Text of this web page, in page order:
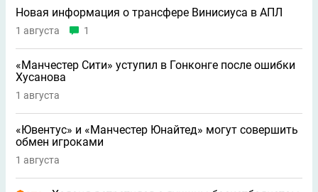
Новая информация о трансфере Винисиуса в АПЛ
1 августа 1
«Манчестер Сити» уступил в Гонконге после ошибки
Хусанова
1 августа
«Ювентус» и «Манчестер Юнайтед» могут совершить
обмен игроками
1 августа